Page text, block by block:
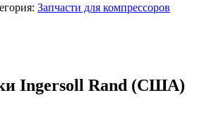
Запчасти для компрессоров
Ingersoll Rand (США)